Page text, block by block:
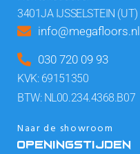
3401JA IJSSELSTEIN (UT)
info@megafloors.nl
030 720 09 93
KVK: 69151350
BTW: NL00.234.4368.B07
Naar de showroom
OPENINGSTIJDEN